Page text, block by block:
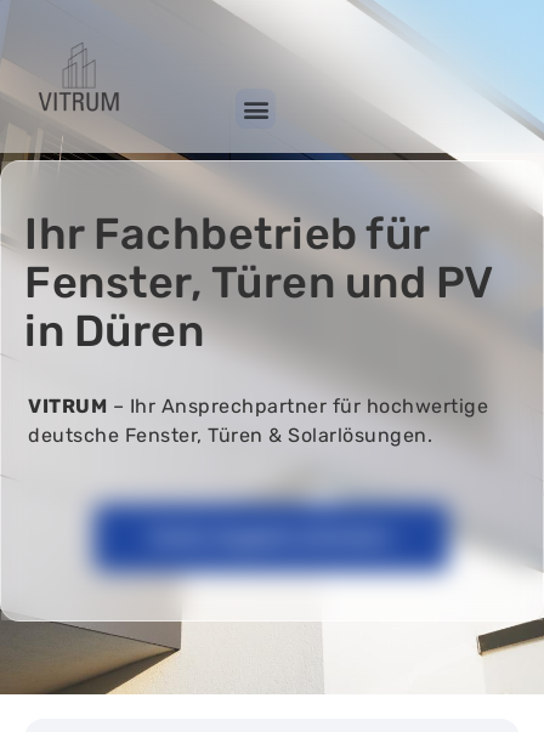
Startseite
Ihr Fachbetrieb für
Fenster, Türen und PV
in Düren
VITRUM – Ihr Ansprechpartner für hochwertige
deutsche Fenster, Türen & Solarlösungen.